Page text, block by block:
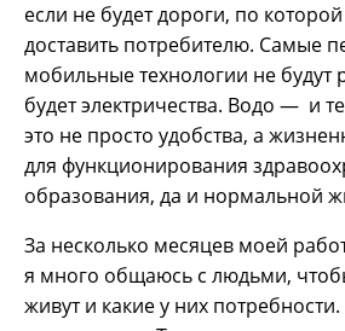
если не будет дороги, по
доставить потребителю. Самые
мобильные технологии не будут
будет электричества. Водо — и
это не просто удобства, а
для функционирования
образования, да и нормальной
За несколько месяцев моей
я много общаюсь с людьми,
живут и какие у них